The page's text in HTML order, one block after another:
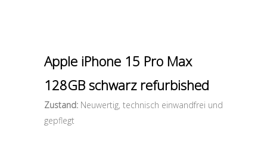
Apple iPhone 15 Pro Max
128GB schwarz refurbished
Zustand: Neuwertig, technisch einwandfrei und
gepflegt